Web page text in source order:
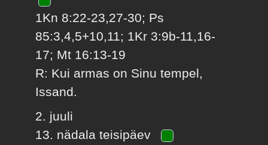
1Kn 8:22-23,27-30; Ps
85:3,4,5+10,11; 1Kr 3:9b-11,16-
17; Mt 16:13-19
R: Kui armas on Sinu tempel,
Issand.
2. juuli
13. nädala teisipäev